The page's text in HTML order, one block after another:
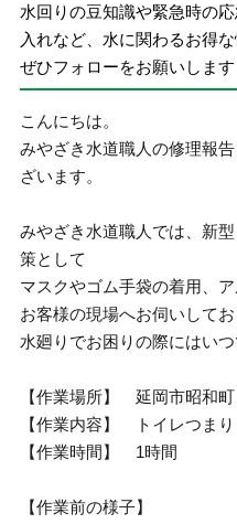
水回りの豆知識や緊急時の
入れなど、水に関わるお得
ぜひフォローをお願いします
こんにちは。
みやざき水道職人の修理報
ざいます。
みやざき水道職人では、新
策として
マスクやゴム手袋の着用、
お客様の現場へお伺いしてお
水廻りでお困りの際にはい
【作業場所】 延岡市昭和町
【作業内容】 トイレつまり
【作業時間】 1時間
【作業前の様子】